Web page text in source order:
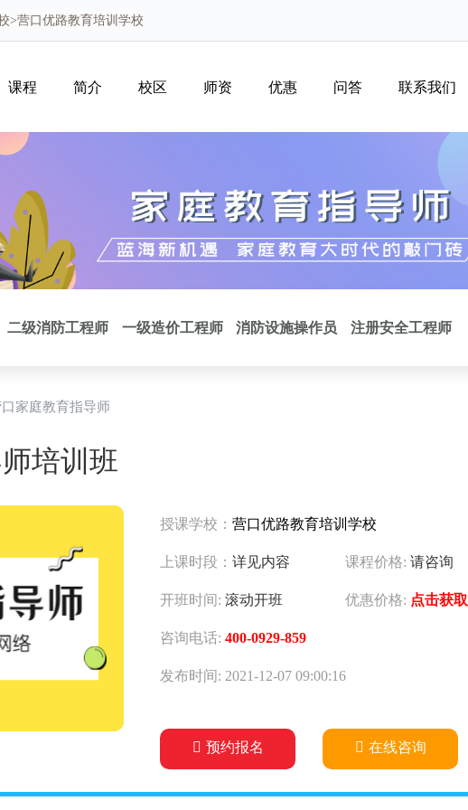
>营口优路教育培训学校
课程 简介 校区 师资 优惠 问答 联系我们
二级消防工程师 一级造价工程师 消防设施操作员 注册安全工程师
家庭教育指导师
培训班
授课学校： 营口优路教育培训学校
上课时段： 详见内容 课程价格: 请咨询
开班时间: 滚动开班 优惠价格: 点击获取
咨询电话: 400-0929-859
发布时间: 2021-12-07 09:00:16
预约报名 在线咨询